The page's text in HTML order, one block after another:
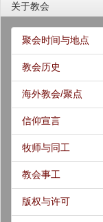
关于教会
聚会时间与地点
教会历史
海外教会/聚点
信仰宣言
牧师与同工
教会事工
版权与许可